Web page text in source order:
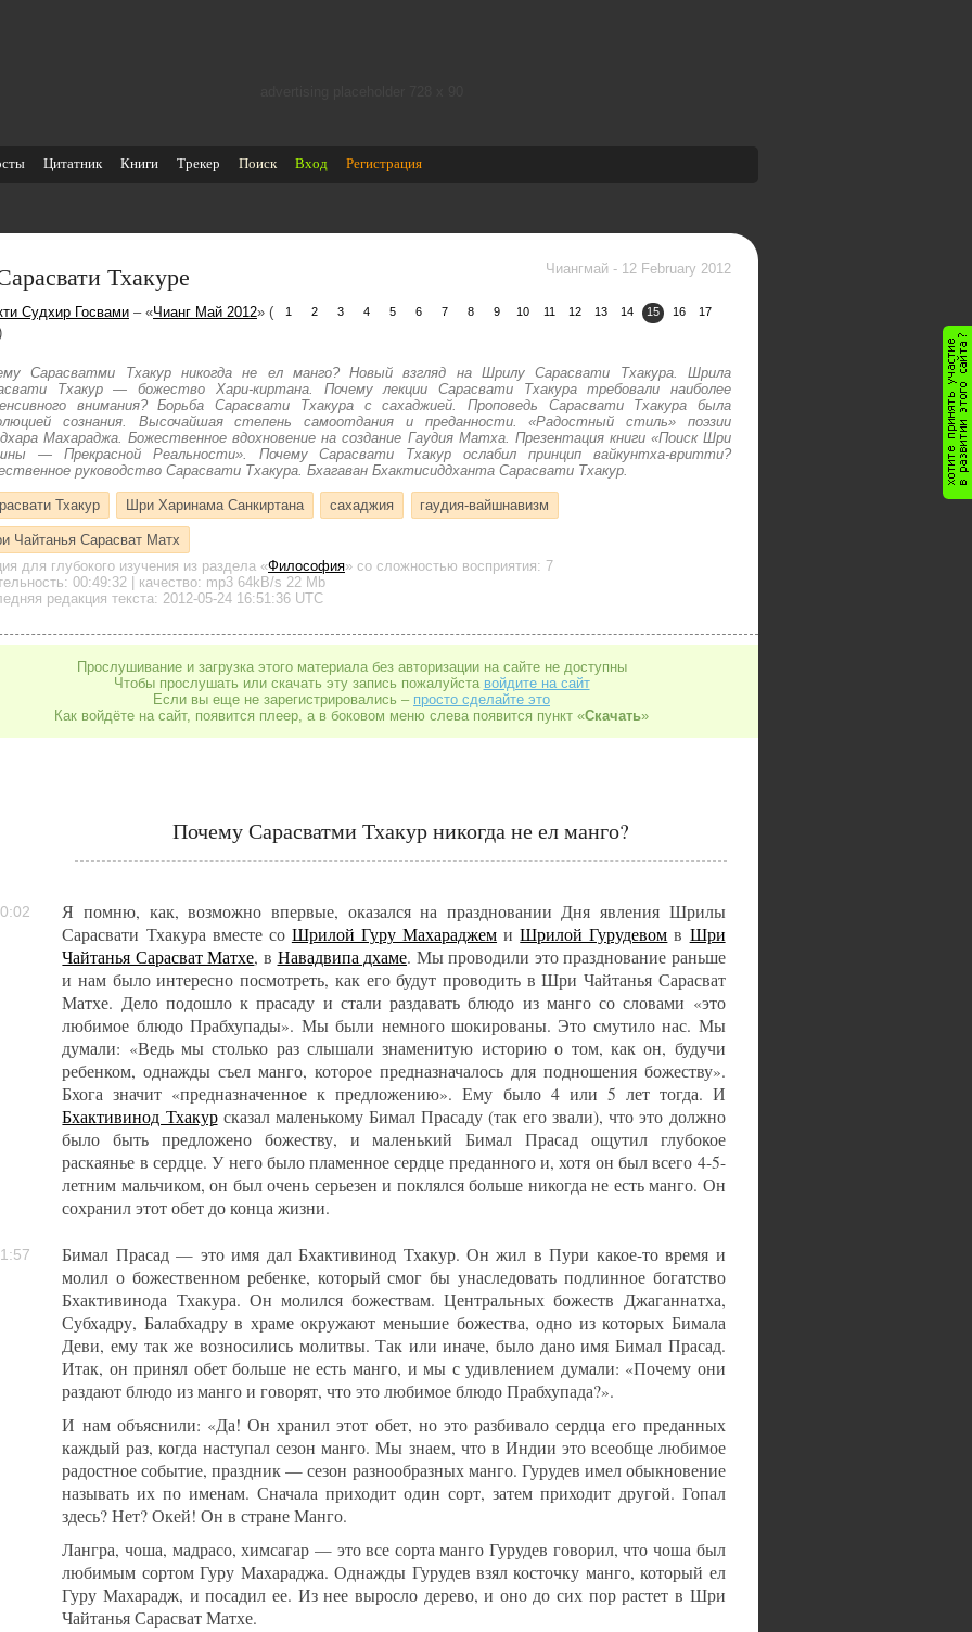
Цитатник Книги Трекер Поиск Вход Регистрация
Тхакуре Чиангмай - 12 February 2012
Судхир Госвами – «Чианг Май 2012» ( 1 2 3 4 5 6 7 8 9 10 11 12 13 14 15 16 17
Сарасватми Тхакур никогда не ел манго? Новый взгляд на Шрилу Сарасвати Тхакура. Шрила
Тхакур — божество Хари-киртана. Почему лекции Сарасвати Тхакура требовали наиболее
внимания? Борьба Сарасвати Тхакура с сахаджией. Проповедь Сарасвати Тхакура была
сознания. Высочайшая степень самоотдания и преданности. «Радостный стиль» поэзии
Махараджа. Божественное вдохновение на создание Гаудия Матха. Презентация книги «Поиск Шри
— Прекрасной Реальности». Почему Сарасвати Тхакур ослабил принцип вайкунтха-вритти?
руководство Сарасвати Тхакура. Бхагаван Бхактисиддханта Сарасвати Тхакур.
Тхакур Шри Харинама Санкиртана сахаджия гаудия-вайшнавизм
Чайтанья Сарасват Матх
для глубокого изучения из раздела «Философия» со сложностью восприятия: 7
00:49:32 | качество: mp3 64kB/s 22 Mb
редакция текста: 2012-05-24 16:51:36 UTC
Прослушивание и загрузка этого материала без авторизации на сайте не доступны
Чтобы прослушать или скачать эту запись пожалуйста войдите на сайт
Если вы еще не зарегистрировались – просто сделайте это
Как войдёте на сайт, появится плеер, а в боковом меню слева появится пункт «Скачать»
Почему Сарасватми Тхакур никогда не ел манго?
Я помню, как, возможно впервые, оказался на праздновании Дня явления Шрилы
Сарасвати Тхакура вместе со Шрилой Гуру Махараджем иШрилой Гурудевом в Шри
Чайтанья Сарасват Матхе, в Навадвипа дхаме. Мы проводили это празднование раньше
и нам было интересно посмотреть, как его будут проводить в Шри Чайтанья Сарасват
Матхе. Дело подошло к прасаду и стали раздавать блюдо из манго со словами «это
любимое блюдо Прабхупады». Мы были немного шокированы. Это смутило нас. Мы
думали: «Ведь мы столько раз слышали знаменитую историю о том, как он, будучи
ребенком, однажды съел манго, которое предназначалось для подношения божеству».
Бхога значит «предназначенное к предложению». Ему было 4 или 5 лет тогда. И
Бхактивинод Тхакурсказал маленькому Бимал Прасаду (так его звали), что это должно
было быть предложено божеству, и маленький Бимал Прасад ощутил глубокое
раскаянье в сердце. У него было пламенное сердце преданного и, хотя он был всего 4-5-
летним мальчиком, он был очень серьезен и поклялся больше никогда не есть манго. Он
сохранил этот обет до конца жизни.
Бимал Прасад — это имя дал Бхактивинод Тхакур. Он жил в Пури какое-то время и
молил о божественном ребенке, который смог бы унаследовать подлинное богатство
Бхактивинода Тхакура. Он молился божествам. Центральных божеств Джаганнатха,
Субхадру, Балабхадру в храме окружают меньшие божества, одно из которых Бимала
Деви, ему так же возносились молитвы. Так или иначе, было дано имя Бимал Прасад.
Итак, он принял обет больше не есть манго, и мы с удивлением думали: «Почему они
раздают блюдо из манго и говорят, что это любимое блюдо Прабхупада?».
И нам объяснили: «Да! Он хранил этот обет, но это разбивало сердца его преданных
каждый раз, когда наступал сезон манго. Мы знаем, что в Индии это всеобще любимое
радостное событие, праздник — сезон разнообразных манго. Гурудев имел обыкновение
называть их по именам. Сначала приходит один сорт, затем приходит другой. Гопал
здесь? Нет? Окей! Он в стране Манго.
Лангра, чоша, мадрасо, химсагар — это все сорта манго Гурудев говорил, что чоша был
любимым сортом Гуру Махараджа. Однажды Гурудев взял косточку манго, который ел
Гуру Махарадж, и посадил ее. Из нее выросло дерево, и оно до сих пор растет в Шри
Чайтанья Сарасват Матхе.